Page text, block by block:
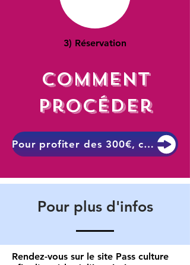
3) Réservation
Comment
procéder
Pour profiter des 300€, c'est ici
Pour plus d'infos
Rendez-vous sur le site Pass culture